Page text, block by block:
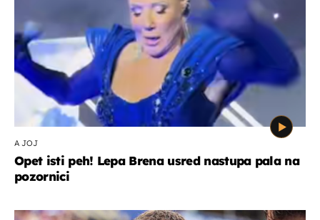
A JOJ
Opet isti peh! Lepa Brena usred nastupa pala na
pozornici